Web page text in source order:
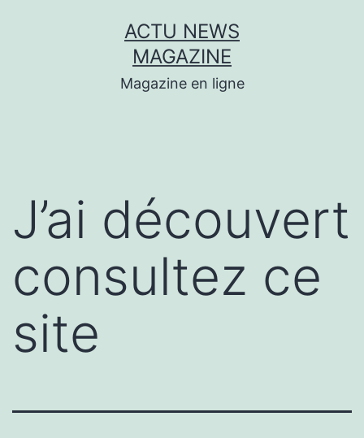
ACTU NEWS
MAGAZINE
Magazine en ligne
J’ai découvert
consultez ce
site